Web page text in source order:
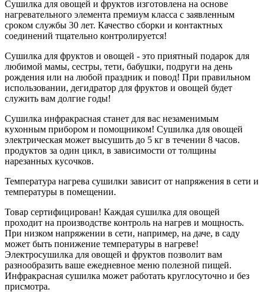
Сушилка для овощей и фруктов изготовлена на основе
нагревательного элемента премиум класса с заявленным
сроком службы 30 лет. Качество сборки и контактных
соединений тщательно контролируется!
Сушилка для фруктов и овощей - это приятный подарок для
любимой мамы, сестры, тети, бабушки, подруги на день
рождения или на любой праздник и повод! При правильном
использовании, дегидратор для фруктов и овощей будет
служить вам долгие годы!
Сушилка инфракрасная станет для вас незаменимым
кухонным прибором и помощником! Сушилка для овощей
электрическая может высушить до 5 кг в течении 8 часов.
продуктов за один цикл, в зависимости от толщины
нарезанных кусочков.
Температура нагрева сушилки зависит от напряжения в сети и
температуры в помещении.
Товар сертифицирован! Каждая сушилка для овощей
проходит на производстве контроль на нагрев и мощность.
При низком напряжении в сети, например, на даче, в саду
может быть понижение температуры в нагреве!
Электросушилка для овощей и фруктов позволит вам
разнообразить ваше ежедневное меню полезной пищей.
Инфракрасная сушилка может работать круглосуточно и без
присмотра.